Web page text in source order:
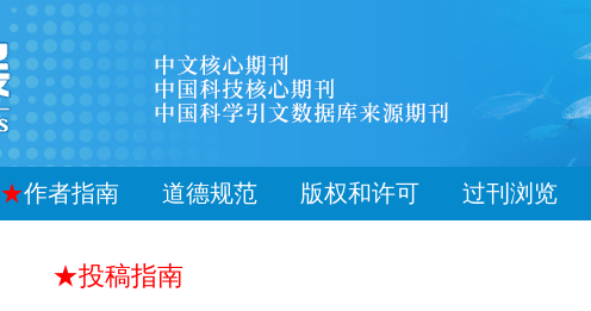
★作者指南 道德规范 版权和许可 过刊浏览
★投稿指南